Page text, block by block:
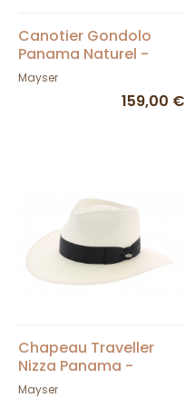
Canotier Gondolo
Panama Naturel -
Mayser
Mayser
159,00 €
Chapeau Traveller
Nizza Panama -
Mayser
Mayser